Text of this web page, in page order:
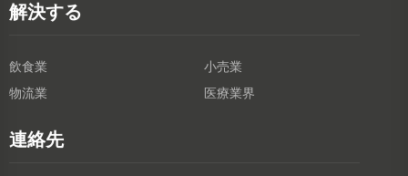
解決する
飲食業
小売業
物流業
医療業界
連絡先